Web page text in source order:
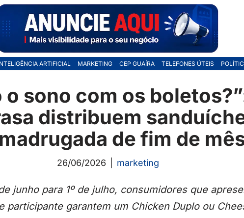
ARTIFICIAL MARKETING CEP GUAÍRA TELEFONES ÚTEIS
o sono com os
distribuem
de fim de
26/06/2026 marketing
junho para 1º de julho, consumidores que
participante garantem um Chicken Duplo ou